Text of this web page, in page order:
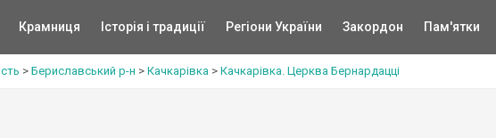
Крамниця Історія і традиції Регіони України Закордон Пам'ятки
> Бериславський р-н > Качкарівка > Качкарівка. Церква Бернардацці